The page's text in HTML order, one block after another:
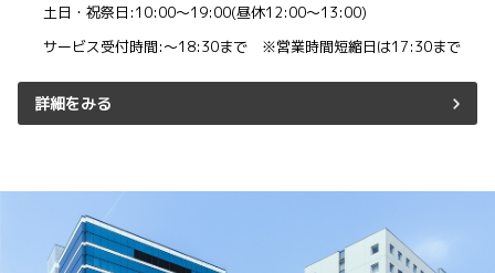
土日・祝祭日:10:00～19:00(昼休12:00～13:00)
サービス受付時間:～18:30まで ※営業時間短縮日は17:30まで
詳細をみる